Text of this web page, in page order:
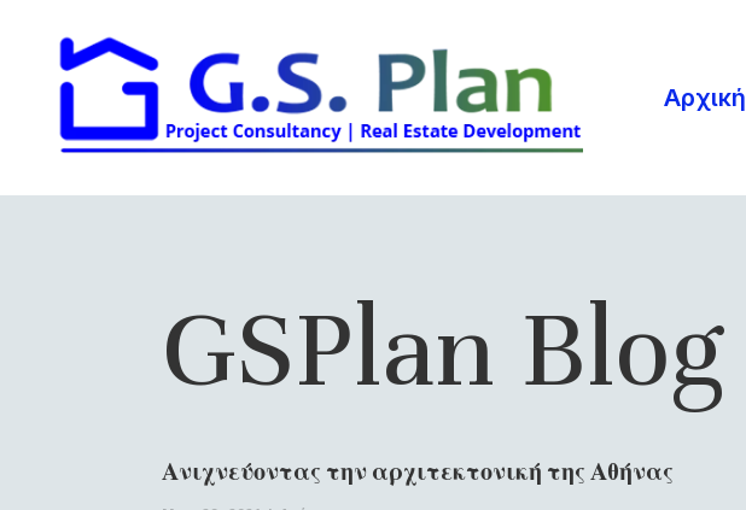
Αρχική
GSPlan Blog
Ανιχνεύοντας την αρχιτεκτονική της Αθήνας